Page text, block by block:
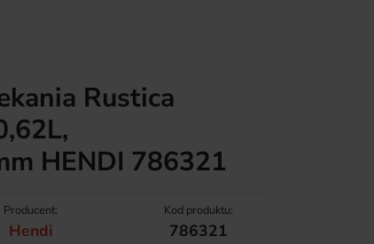
Rustica
HENDI 786321
Producent:
Hendi
Kod produktu:
786321